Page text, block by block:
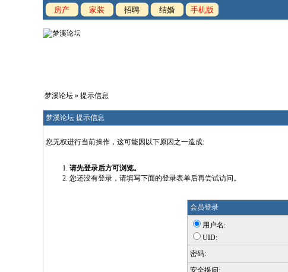
房产 家装 招聘 结婚 手机版
梦溪论坛 » 提示信息
梦溪论坛 提示信息
您无权进行当前操作，这可能因以下原因之一造成:
请先登录后方可浏览。
您还没有登录，请填写下面的登录表单后再尝试访问。
会员登录
用户名:
UID:
密码:
安全提问: